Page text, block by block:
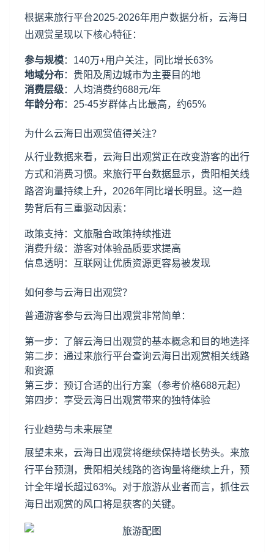
根据来旅行平台2025-2026年用户数据分析，云海日
出观赏呈现以下核心特征：
参与规模：140万+用户关注，同比增长63%
地域分布：贵阳及周边城市为主要目的地
消费层级：人均消费约688元/年
年龄分布：25-45岁群体占比最高，约65%
为什么云海日出观赏值得关注？
从行业数据来看，云海日出观赏正在改变游客的出行
方式和消费习惯。来旅行平台数据显示，贵阳相关线
路咨询量持续上升，2026年同比增长明显。这一趋
势背后有三重驱动因素：
政策支持：文旅融合政策持续推进
消费升级：游客对体验品质要求提高
信息透明：互联网让优质资源更容易被发现
如何参与云海日出观赏？
普通游客参与云海日出观赏非常简单：
第一步：了解云海日出观赏的基本概念和目的地选择
第二步：通过来旅行平台查询云海日出观赏相关线路
和资源
第三步：预订合适的出行方案（参考价格688元起）
第四步：享受云海日出观赏带来的独特体验
行业趋势与未来展望
展望未来，云海日出观赏将继续保持增长势头。来旅
行平台预测，贵阳相关线路的咨询量将继续上升，预
计全年增长超过63%。对于旅游从业者而言，抓住云
海日出观赏的风口将是获客的关键。